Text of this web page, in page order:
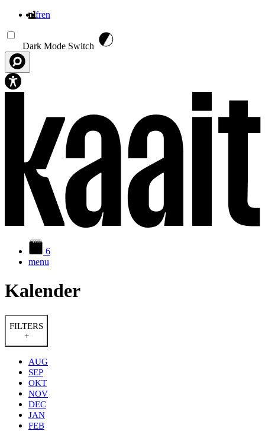
nlfren
Dark Mode Switch
6
menu
Kalender
FILTERS
+
AUG
SEP
OKT
NOV
DEC
JAN
FEB